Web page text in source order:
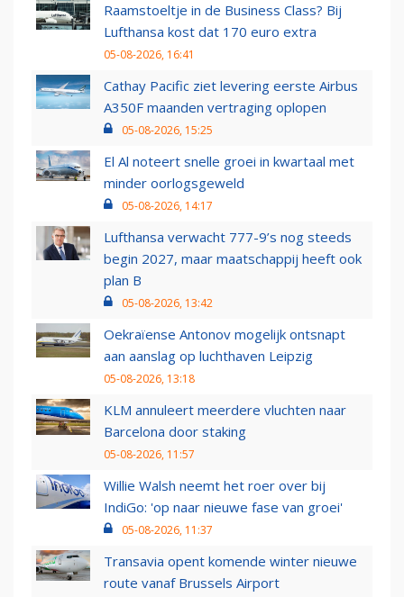
Raamstoeltje in de Business Class? Bij
Lufthansa kost dat 170 euro extra
05-08-2026, 16:41
Cathay Pacific ziet levering eerste Airbus
A350F maanden vertraging oplopen
05-08-2026, 15:25
El Al noteert snelle groei in kwartaal met
minder oorlogsgeweld
05-08-2026, 14:17
Lufthansa verwacht 777-9’s nog steeds
begin 2027, maar maatschappij heeft ook
plan B
05-08-2026, 13:42
Oekraïense Antonov mogelijk ontsnapt
aan aanslag op luchthaven Leipzig
05-08-2026, 13:18
KLM annuleert meerdere vluchten naar
Barcelona door staking
05-08-2026, 11:57
Willie Walsh neemt het roer over bij
IndiGo: 'op naar nieuwe fase van groei'
05-08-2026, 11:37
Transavia opent komende winter nieuwe
route vanaf Brussels Airport